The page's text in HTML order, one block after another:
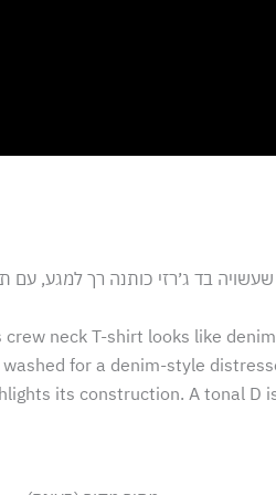
בד ג׳רזי כותנה רך למגע, עם
neck T-shirt looks like
for a denim-style
its construction. A tonal D